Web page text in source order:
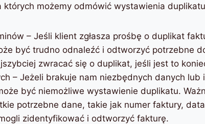
których możemy odmówić wystawienia
– Jeśli klient zgłasza prośbę o duplikat
być trudno odnaleźć i odtworzyć potrzebne
zwracać się o duplikat, jeśli jest to
– Jeżeli brakuje nam niezbędnych danych lub
być niemożliwe wystawienie duplikatu.
potrzebne dane, takie jak numer faktury,
zidentyfikować i odtworzyć fakturę.